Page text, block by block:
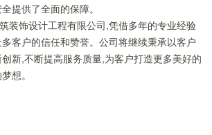
提供了全面的保障。
装饰设计工程有限公司,凭借多年的专业经验
客户的信任和赞誉。公司将继续秉承以客户
新,不断提高服务质量,为客户打造更多美好的
想。